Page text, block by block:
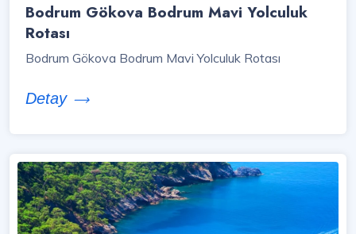
Bodrum Gökova Bodrum Mavi Yolculuk
Rotası
Bodrum Gökova Bodrum Mavi Yolculuk Rotası
Detay